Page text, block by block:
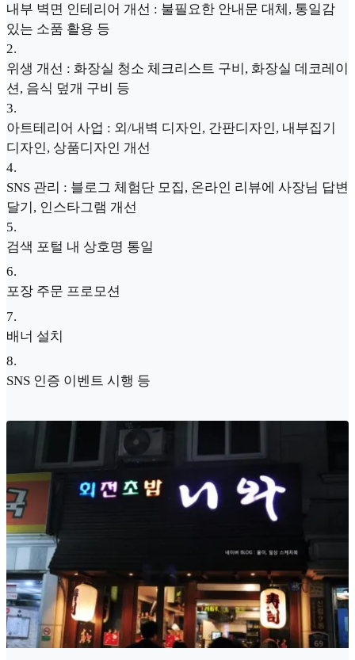
내부 벽면 인테리어 개선 : 불필요한 안내문 대체, 통일감
있는 소품 활용 등
2.
위생 개선 : 화장실 청소 체크리스트 구비, 화장실 데코레이
션, 음식 덮개 구비 등
3.
아트테리어 사업 : 외/내벽 디자인, 간판디자인, 내부집기
디자인, 상품디자인 개선
4.
SNS 관리 : 블로그 체험단 모집, 온라인 리뷰에 사장님 답변
달기, 인스타그램 개선
5.
검색 포털 내 상호명 통일
6.
포장 주문 프로모션
7.
배너 설치
8.
SNS 인증 이벤트 시행 등